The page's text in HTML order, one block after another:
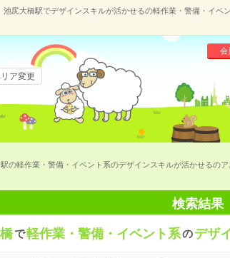
池尻大橋駅でデザインスキルが活かせるの軽作業・警備・イベ
会
ア変更
の軽作業・警備・イベント系のデザインスキルが活かせるの
検索結果
で軽作業・警備・イベント系の デザ